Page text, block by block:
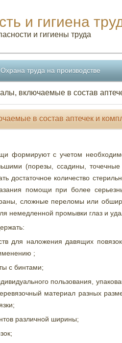
и гигиена
и гигиены труда
Охрана труда на производстве
включаемые в состав
в состав аптечек и
формируют с учетом
(порезы, ссадины,
достаточное количество
помощи при более
сложные переломы или
немедленной промывки глаз и
для наложения давящих
;
с бинтами;
пользования,
материал разных
различной ширины;